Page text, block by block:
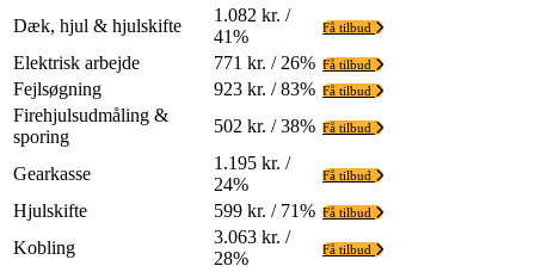
Dæk, hjul & hjulskifte
1.082 kr. /
41%
Få tilbud
Elektrisk arbejde 771 kr. / 26% Få tilbud
Fejlsøgning 923 kr. / 83% Få tilbud
Firehjulsudmåling &
sporing
502 kr. / 38% Få tilbud
Gearkasse
1.195 kr. /
24%
Få tilbud
Hjulskifte 599 kr. / 71% Få tilbud
Kobling
3.063 kr. /
28%
Få tilbud